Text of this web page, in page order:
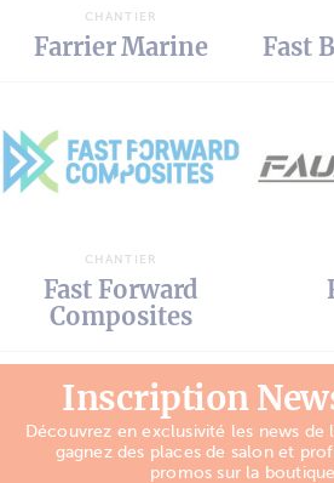
CHANTIER
Farrier Marine Fast
CHANTIER
Fast Forward
Composites
Inscription
Découvrez en exclusivité les news de
gagnez des places de salon et
promos sur la